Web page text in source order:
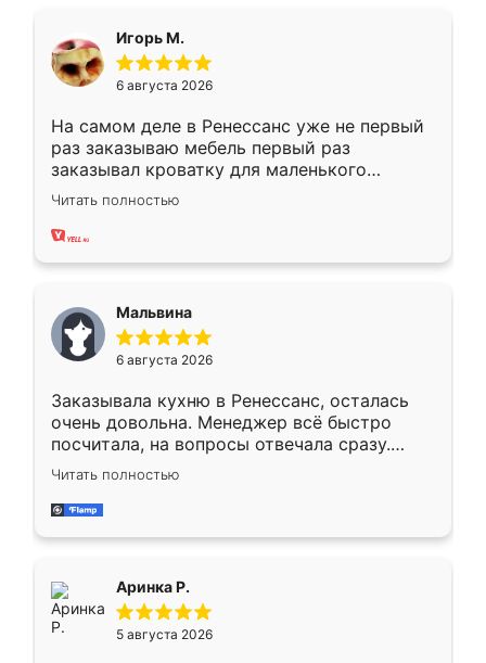
Игорь М.
6 августа 2026
На самом деле в Ренессанс уже не первый
раз заказываю мебель первый раз
заказывал кроватку для маленького
ребёнка при его рождении ,во второй раз
заказал шкаф-купе. По качеству очень
хорошее сборка достаточно быстрая,
меньше, здесь же он более разнообразный.
Мне нравится ,если что-то потребуется из
мебели буду заказывать только здесь.
Читать полностью
Мальвина
6 августа 2026
Заказывала кухню в Ренессанс, осталась
очень довольна. Менеджер всё быстро
посчитала, на вопросы отвечала сразу.
Замерщик приехал в субботу, подошёл к
делу со всей ответственностью. Собрали
за день, ребята работали аккуратно, даже
Читать полностью
Аринка Р.
5 августа 2026